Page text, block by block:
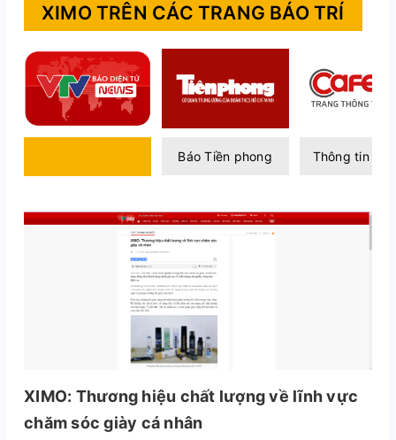
XIMO TRÊN CÁC TRANG BÁO TRÍ
Báo Tiền phong Thông tin
XIMO: Thương hiệu chất lượng về lĩnh vực
chăm sóc giày cá nhân